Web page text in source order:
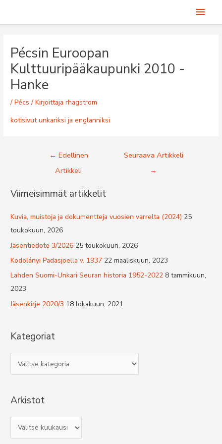
Pécsin Euroopan
Kulttuuripääkaupunki 2010 -
Hanke
/Pécs / Kirjoittajarhagstrom
kotisivut unkariksi ja englanniksi
Artikkelien
← Edellinen
Artikkeli
Seuraava Artikkeli
→
Viimeisimmät artikkelit
Kuvia, muistoja ja dokumentteja vuosien varrelta (2024) 25
toukokuun, 2026
Jäsentiedote 3/2026 25 toukokuun, 2026
Kodolányi Padasjoella v. 1937 22 maaliskuun, 2023
Lahden Suomi-Unkari Seuran historia 1952-2022 8 tammikuun,
2023
Jäsenkirje 2020/3 18 lokakuun, 2021
Kategoriat
a
e
r
Arkistot
r